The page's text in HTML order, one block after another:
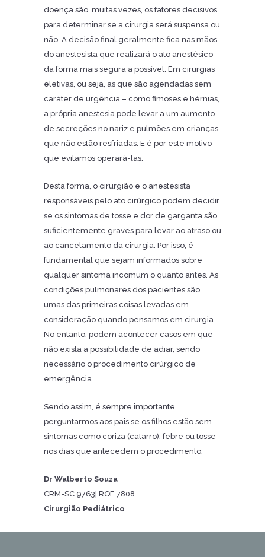
doença são, muitas vezes, os fatores decisivos
para determinar se a cirurgia será suspensa ou
não. A decisão final geralmente fica nas mãos
do anestesista que realizará o ato anestésico
da forma mais segura a possível. Em cirurgias
eletivas, ou seja, as que são agendadas sem
caráter de urgência – como fimoses e hérnias,
a própria anestesia pode levar a um aumento
de secreções no nariz e pulmões em crianças
que não estão resfriadas. E é por este motivo
que evitamos operará-las.
Desta forma, o cirurgião e o anestesista
responsáveis pelo ato cirúrgico podem decidir
se os sintomas de tosse e dor de garganta são
suficientemente graves para levar ao atraso ou
ao cancelamento da cirurgia. Por isso, é
fundamental que sejam informados sobre
qualquer sintoma incomum o quanto antes. As
condições pulmonares dos pacientes são
umas das primeiras coisas levadas em
consideração quando pensamos em cirurgia.
No entanto, podem acontecer casos em que
não exista a possibilidade de adiar, sendo
necessário o procedimento cirúrgico de
emergência.
Sendo assim, é sempre importante
perguntarmos aos pais se os filhos estão sem
sintomas como coriza (catarro), febre ou tosse
nos dias que antecedem o procedimento.
Dr Walberto Souza
CRM-SC 9763| RQE 7808
Cirurgião Pediátrico